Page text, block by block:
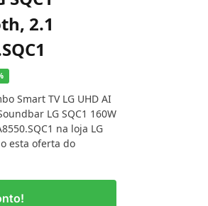
2.1
Smart TV LG UHD AI
LG SQC1 160W
na loja LG
esta oferta do